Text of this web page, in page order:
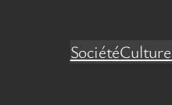
SociétéCulture